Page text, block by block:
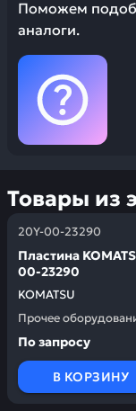
Поможем
аналоги.
Товары из
20Y-00-23290
KOMATSU
Пластина
00-23290
Прочее
Заказывая
По запросу
В КОРЗИНУ